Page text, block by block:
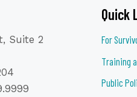
Suite 2
Quick
For
Training
Public